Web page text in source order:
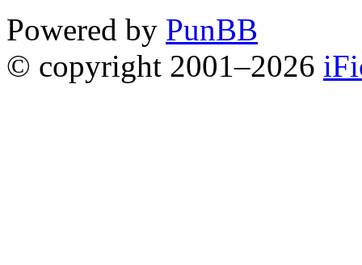
Powered by PunBB
© copyright 2001–2026